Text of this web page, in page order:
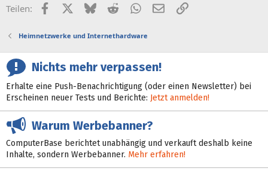
Teilen: FacebookX (Twitter)
BlueskyRedditWhatsApp
E-MailLink
Heimnetzwerke und Internethardware
Nichts mehr verpassen!
Erhalte eine Push-Benachrichtigung (oder einen Newsletter) bei
Erscheinen neuer Tests und Berichte: Jetzt anmelden!
Warum Werbebanner?
ComputerBase berichtet unabhängig und verkauft deshalb keine
Inhalte, sondern Werbebanner. Mehr erfahren!